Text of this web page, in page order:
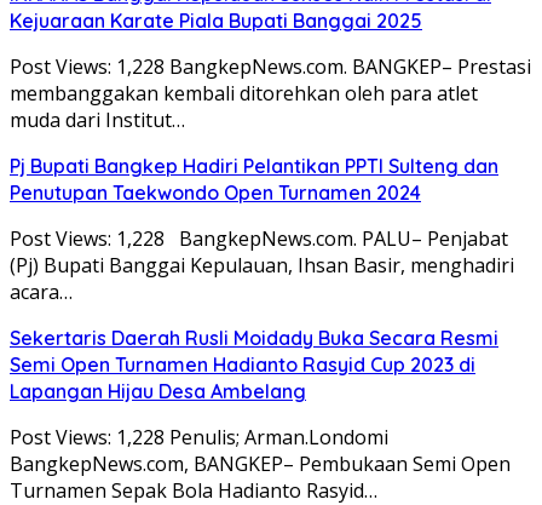
Kejuaraan Karate Piala Bupati Banggai 2025
Post Views: 1,228 BangkepNews.com. BANGKEP– Prestasi
membanggakan kembali ditorehkan oleh para atlet
muda dari Institut…
Pj Bupati Bangkep Hadiri Pelantikan PPTI Sulteng dan
Penutupan Taekwondo Open Turnamen 2024
Post Views: 1,228 BangkepNews.com. PALU– Penjabat
(Pj) Bupati Banggai Kepulauan, Ihsan Basir, menghadiri
acara…
Sekertaris Daerah Rusli Moidady Buka Secara Resmi
Semi Open Turnamen Hadianto Rasyid Cup 2023 di
Lapangan Hijau Desa Ambelang
Post Views: 1,228 Penulis; Arman.Londomi
BangkepNews.com, BANGKEP– Pembukaan Semi Open
Turnamen Sepak Bola Hadianto Rasyid…